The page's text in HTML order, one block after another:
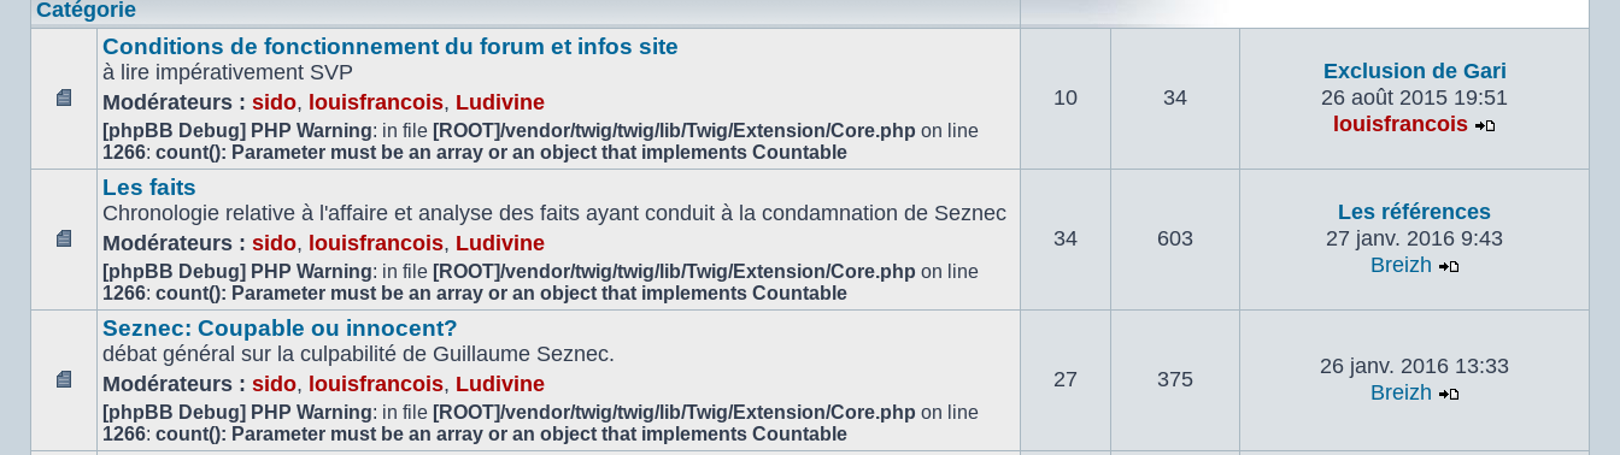
Catégorie
Aucun
message
non
Conditions de fonctionnement du forum et infos site
à lire impérativement SVP
Modérateurs : sido, louisfrancois, Ludivine
[phpBB Debug] PHP Warning: in file [ROOT]/vendor/twig/twig/lib/Twig/Extension/Core.php on line
1266: count(): Parameter must be an array or an object that implements Countable
10 34
Exclusion de Gari
26 août 2015 19:51
louisfrancois
Aucun
message
non
lu
Les faits
Chronologie relative à l'affaire et analyse des faits ayant conduit à la condamnation de Seznec
Modérateurs : sido, louisfrancois, Ludivine
[phpBB Debug] PHP Warning: in file [ROOT]/vendor/twig/twig/lib/Twig/Extension/Core.php on line
1266: count(): Parameter must be an array or an object that implements Countable
34 603
Les références
27 janv. 2016 9:43
Breizh
Aucun
message
non
Seznec: Coupable ou innocent?
débat général sur la culpabilité de Guillaume Seznec.
Modérateurs : sido, louisfrancois, Ludivine
[phpBB Debug] PHP Warning: in file [ROOT]/vendor/twig/twig/lib/Twig/Extension/Core.php on line
1266: count(): Parameter must be an array or an object that implements Countable
27 375
26 janv. 2016 13:33
Breizh